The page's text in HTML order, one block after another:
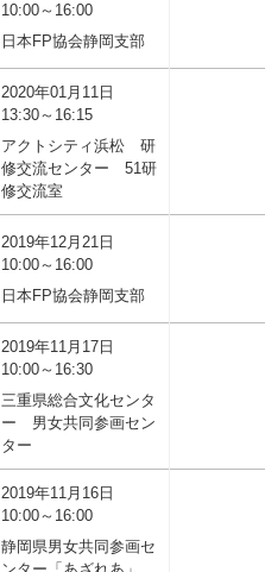
10:00～16:00
日本FP協会静岡支部
2020年01月11日
13:30～16:15
アクトシティ浜松 研
修交流センター 51研
修交流室
2019年12月21日
10:00～16:00
日本FP協会静岡支部
2019年11月17日
10:00～16:30
三重県総合文化センタ
ー 男女共同参画セン
ター
2019年11月16日
10:00～16:00
静岡県男女共同参画セ